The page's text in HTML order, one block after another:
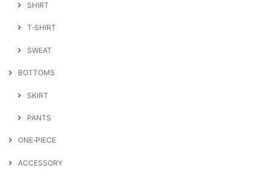
SHIRT
T‐SHIRT
SWEAT
BOTTOMS
SKIRT
PANTS
ONE‐PIECE
ACCESSORY